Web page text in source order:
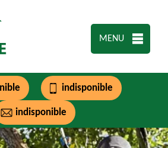
MENU
indisponible
indisponible